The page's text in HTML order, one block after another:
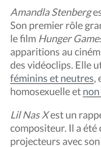
Amandla Stenberg
Son premier rôle
le film Hunger
apparitions au
des vidéoclips. Elle
féminins et neutres,
homosexuelle et
Lil Nas Xest un
compositeur. Il a été
projecteurs avec